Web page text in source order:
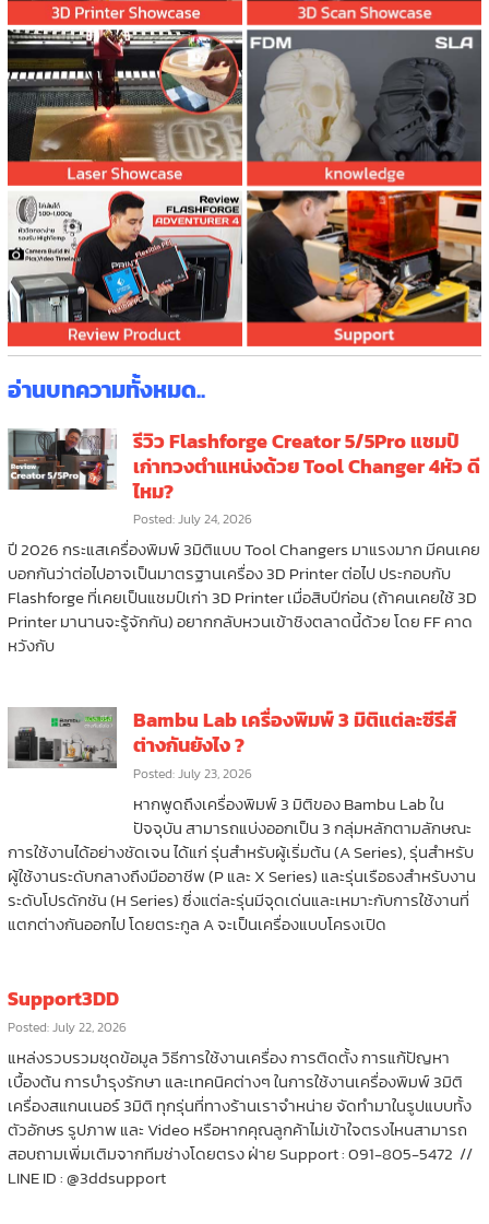
Support และข้อมูล
ต่างๆ
อ่านบทความทั้งหมด..
รีวิว Flashforge Creator 5/5Pro แชมป์
เก่าทวงตำแหน่งด้วย Tool Changer 4หัว ดี
ไหม?
Posted: July 24, 2026
ปี 2026 กระแสเครื่องพิมพ์ 3มิติแบบ Tool Changers มาแรงมาก มีคนเคย
บอกกันว่าต่อไปอาจเป็นมาตรฐานเครื่อง 3D Printer ต่อไป ประกอบกับ
Flashforge ที่เคยเป็นแชมป์เก่า 3D Printer เมื่อสิบปีก่อน (ถ้าคนเคยใช้ 3D
Printer มานานจะรู้จักกัน) อยากกลับหวนเข้าชิงตลาดนี้ด้วย โดย FF คาด
หวังกับ
Bambu Lab เครื่องพิมพ์ 3 มิติแต่ละซีรีส์
ต่างกันยังไง ?
Posted: July 23, 2026
หากพูดถึงเครื่องพิมพ์ 3 มิติของ Bambu Lab ใน
ปัจจุบัน สามารถแบ่งออกเป็น 3 กลุ่มหลักตามลักษณะ
การใช้งานได้อย่างชัดเจน ได้แก่ รุ่นสำหรับผู้เริ่มต้น (A Series), รุ่นสำหรับ
ผู้ใช้งานระดับกลางถึงมืออาชีพ (P และ X Series) และรุ่นเรือธงสำหรับงาน
ระดับโปรดักชัน (H Series) ซึ่งแต่ละรุ่นมีจุดเด่นและเหมาะกับการใช้งานที่
แตกต่างกันออกไป โดยตระกูล A จะเป็นเครื่องแบบโครงเปิด
Support3DD
Posted: July 22, 2026
แหล่งรวบรวมชุดข้อมูล วิธีการใช้งานเครื่อง การติดตั้ง การแก้ปัญหา
เบื้องต้น การบำรุงรักษา และเทคนิคต่างๆ ในการใช้งานเครื่องพิมพ์ 3มิติ
เครื่องสแกนเนอร์ 3มิติ ทุกรุ่นที่ทางร้านเราจำหน่าย จัดทำมาในรูปแบบทั้ง
ตัวอักษร รูปภาพ และ Video หรือหากคุณลูกค้าไม่เข้าใจตรงไหนสามารถ
สอบถามเพิ่มเติมจากทีมช่างโดยตรง ฝ่าย Support : 091-805-5472 //
LINE ID : @3ddsupport